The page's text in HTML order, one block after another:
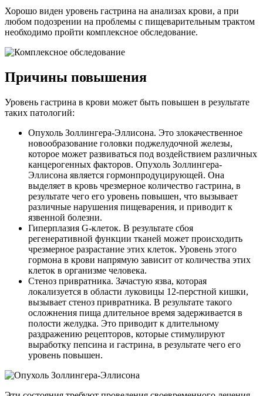
Хорошо виден уровень гастрина на анализах крови, а при
любом подозрении на проблемы с пищеварительным трактом
необходимо пройти комплексное обследование.
Причины повышения
Уровень гастрина в крови может быть повышен в результате
таких патологий:
Опухоль Золлингера-Эллисона. Это злокачественное
новообразование головки поджелудочной железы,
которое может развиваться под воздействием различных
канцерогенных факторов. Опухоль Золлингера-
Эллисона является гормонпродуцирующей. Она
выделяет в кровь чрезмерное количество гастрина, в
результате чего его уровень повышен, что вызывает
различные нарушения пищеварения, и приводит к
язвенной болезни.
Гиперплазия G-клеток. В результате сбоя
регенеративной функции тканей может происходить
чрезмерное разрастание этих клеток. Уровень этого
гормона в крови напрямую зависит от количества этих
клеток в организме человека.
Стеноз привратника. Зачастую язва, которая
локализуется в области луковицы 12-перстной кишки,
вызывает стеноз привратника. В результате такого
осложнения пища длительное время задерживается в
полости желудка. Это приводит к длительному
раздражению рецепторов, которые стимулируют
выработку пепсина и гастрина, в результате чего его
уровень повышен.